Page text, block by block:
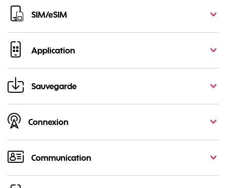
SIM/eSIM
Application
Sauvegarde
Connexion
Communication